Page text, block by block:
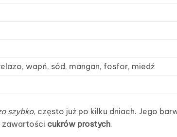
wapń, sód, mangan, fosfor, miedź
szybko, często już po kilku dniach. Jego
zawartości cukrów prostych.